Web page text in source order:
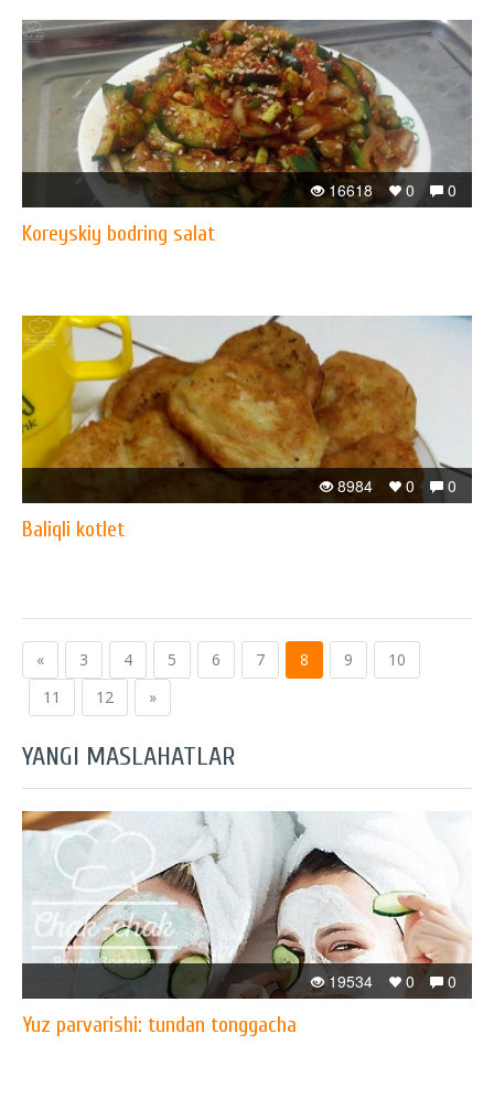
0
0
16618
Koreyskiy bodring salat
0
0
8984
Baliqli kotlet
« 3 4 5 6 7 8 9
10
11
12 »
YANGI MASLAHATLAR
0
0
19534
Yuz parvarishi: tundan tonggacha